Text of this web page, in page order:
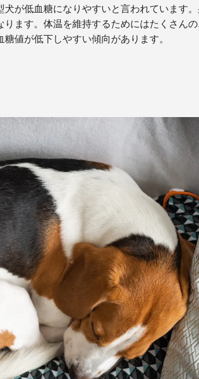
が低血糖になりやすいと言われています
ます。体温を維持するためにはたくさん
値が低下しやすい傾向があります。